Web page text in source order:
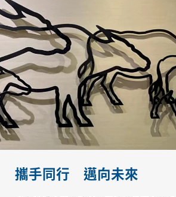
攜手同行 邁向未來